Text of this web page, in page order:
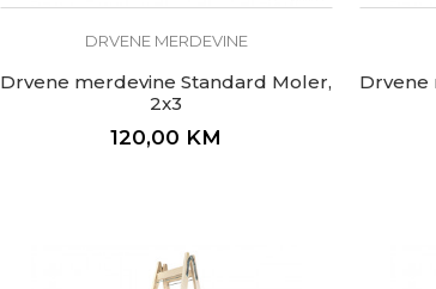
DRVENE MERDEVINE
Drvene merdevine Standard Moler,
2x3
120,00 KM
Drvene